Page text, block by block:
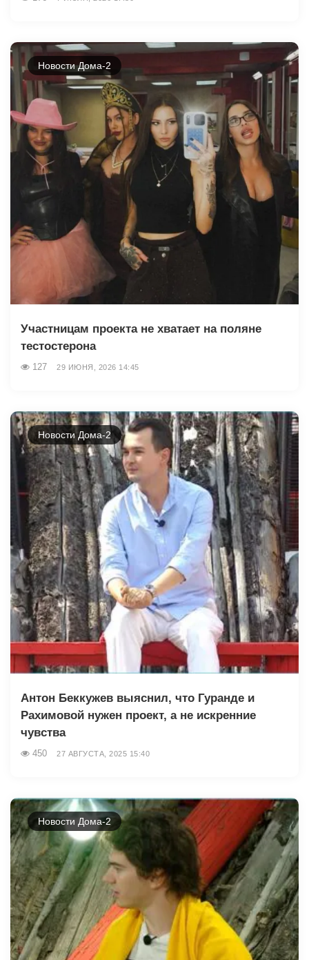
Новости Дома-2
Участницам проекта не хватает на поляне
тестостерона
127 29 ИЮНЯ, 2026 14:45
Новости Дома-2
Антон Беккужев выяснил, что Гуранде и
Рахимовой нужен проект, а не искренние
чувства
450 27 АВГУСТА, 2025 15:40
Новости Дома-2